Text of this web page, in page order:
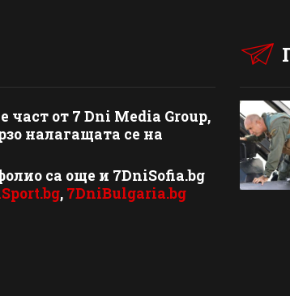
e част от 7 Dni Media Group,
налагащата се на
са още и 7DniSofia.bg
, 7DniBulgaria.bg